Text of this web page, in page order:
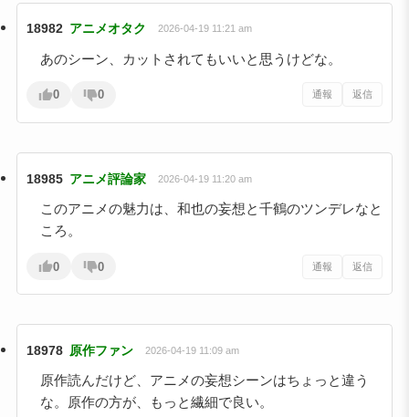
18982 アニメオタク 2026-04-19 11:21 am
あのシーン、カットされてもいいと思うけどな。
0 0 通報 返信
18985 アニメ評論家 2026-04-19 11:20 am
このアニメの魅力は、和也の妄想と千鶴のツンデレなと
ころ。
0 0 通報 返信
18978 原作ファン 2026-04-19 11:09 am
原作読んだけど、アニメの妄想シーンはちょっと違う
な。原作の方が、もっと繊細で良い。